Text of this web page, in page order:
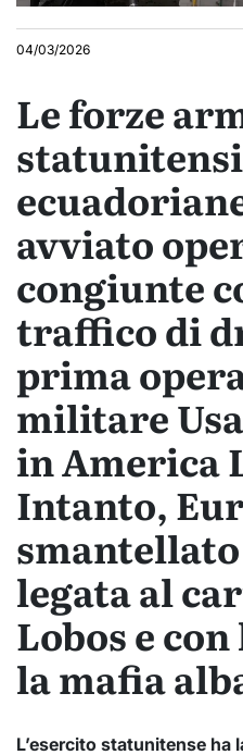
04/03/2026
Le forze
avviato
congiunte
traffico di
prima
militare
in America
Intanto,
legata al
Lobos e
la mafia
L’esercito statunitense ha